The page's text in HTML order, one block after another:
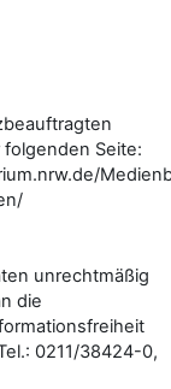
Seite:
unrechtmäßig
die
0211/38424-0,